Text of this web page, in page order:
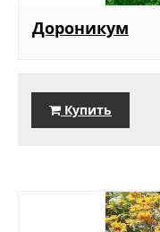
Дороникум
Купить